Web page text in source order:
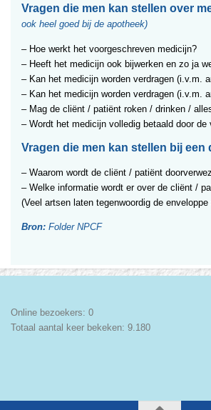
Vragen die men kan stellen over
ook heel goed bij de apotheek)
– Hoe werkt het voorgeschreven medicijn?
– Heeft het medicijn ook bijwerken en zo ja
– Kan het medicijn worden verdragen (i.v.m.
– Kan het medicijn worden verdragen (i.v.m.
– Mag de cliënt / patiënt roken / drinken /
– Wordt het medicijn volledig betaald door de
Vragen die men kan stellen bij een
– Waarom wordt de cliënt / patiënt
– Welke informatie wordt er over de cliënt /
(Veel artsen laten tegenwoordig de enveloppe
Bron: Folder NPCF
Online bezoekers: 0
Totaal aantal keer bekeken: 9.180